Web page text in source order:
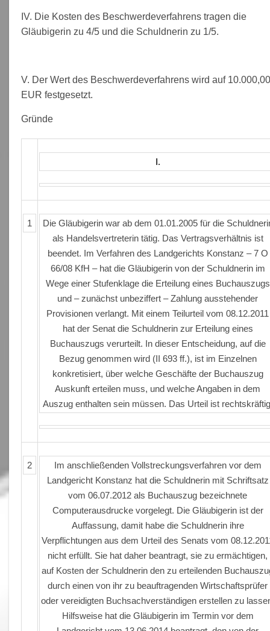
IV. Die Kosten des Beschwerdeverfahrens tragen die
Gläubigerin zu 4/5 und die Schuldnerin zu 1/5.
V. Der Wert des Beschwerdeverfahrens wird auf 10.000,00
EUR festgesetzt.
Gründe
I.
1
Die Gläubigerin war ab dem 01.01.2005 für die
als Handelsvertreterin tätig. Das Vertragsverhältnis ist
beendet. Im Verfahren des Landgerichts Konstanz – 7 O
66/08 KfH – hat die Gläubigerin von der Schuldnerin im
Wege einer Stufenklage die Erteilung eines Buchauszugs
und – zunächst unbeziffert – Zahlung ausstehender
Provisionen verlangt. Mit einem Teilurteil vom 08.12.2011
hat der Senat die Schuldnerin zur Erteilung eines
Buchauszugs verurteilt. In dieser Entscheidung, auf die
Bezug genommen wird (II 693 ff.), ist im Einzelnen
konkretisiert, über welche Geschäfte der Buchauszug
Auskunft erteilen muss, und welche Angaben in dem
Auszug enthalten sein müssen. Das Urteil ist
2
Im anschließenden Vollstreckungsverfahren vor dem
Landgericht Konstanz hat die Schuldnerin mit Schriftsatz
vom 06.07.2012 als Buchauszug bezeichnete
Computerausdrucke vorgelegt. Die Gläubigerin ist der
Auffassung, damit habe die Schuldnerin ihre
Verpflichtungen aus dem Urteil des Senats vom
nicht erfüllt. Sie hat daher beantragt, sie zu ermächtigen,
auf Kosten der Schuldnerin den zu erteilenden
durch einen von ihr zu beauftragenden Wirtschaftsprüfer
oder vereidigten Buchsachverständigen erstellen zu
Hilfsweise hat die Gläubigerin im Termin vor dem